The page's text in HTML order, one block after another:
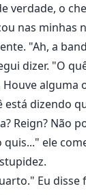
verdade, o
nas minhas
"Ah, a
dizer. "O
dizendo
Reign? Não
ele
Eu